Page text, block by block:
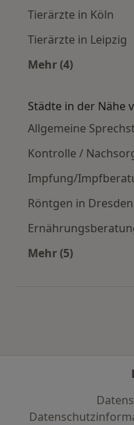
Tierärzte in Köln
Tierärzte in Leipzig
Mehr (4)
Städte in der Nähe
Allgemeine
Kontrolle /
Impfung/
Röntgen in Dresden
Mehr (5)